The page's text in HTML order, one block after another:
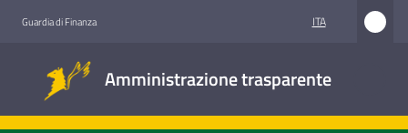
Guardia di Finanza ITA
Amministrazione trasparente
trasparente